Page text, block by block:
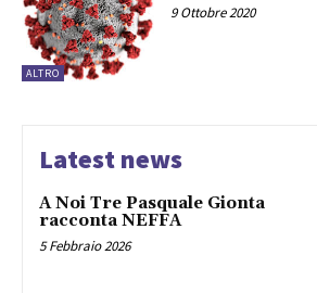
ALTRO
9 Ottobre 2020
Latest news
A Noi Tre Pasquale Gionta
racconta NEFFA
5 Febbraio 2026